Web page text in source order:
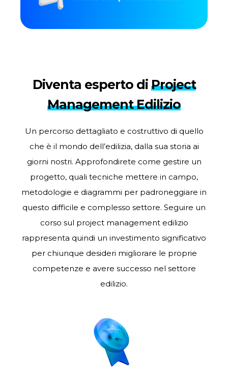
Diventa esperto di Project
Management Edilizio
Un percorso dettagliato e costruttivo di quello
che è il mondo dell’edilizia, dalla sua storia ai
giorni nostri. Approfondirete come gestire un
progetto, quali tecniche mettere in campo,
metodologie e diagrammi per padroneggiare in
questo difficile e complesso settore. Seguire un
corso sul project management edilizio
rappresenta quindi un investimento significativo
per chiunque desideri migliorare le proprie
competenze e avere successo nel settore
edilizio.